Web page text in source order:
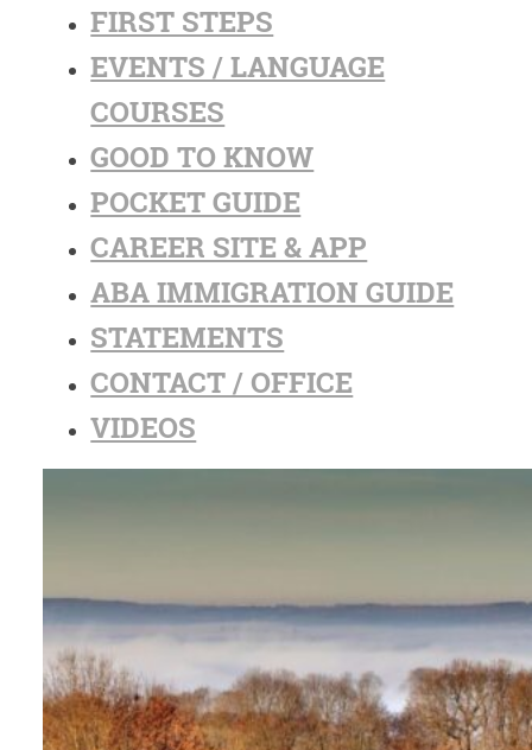
FIRST STEPS
EVENTS / LANGUAGE
COURSES
GOOD TO KNOW
POCKET GUIDE
CAREER SITE & APP
ABA IMMIGRATION GUIDE
STATEMENTS
CONTACT / OFFICE
VIDEOS